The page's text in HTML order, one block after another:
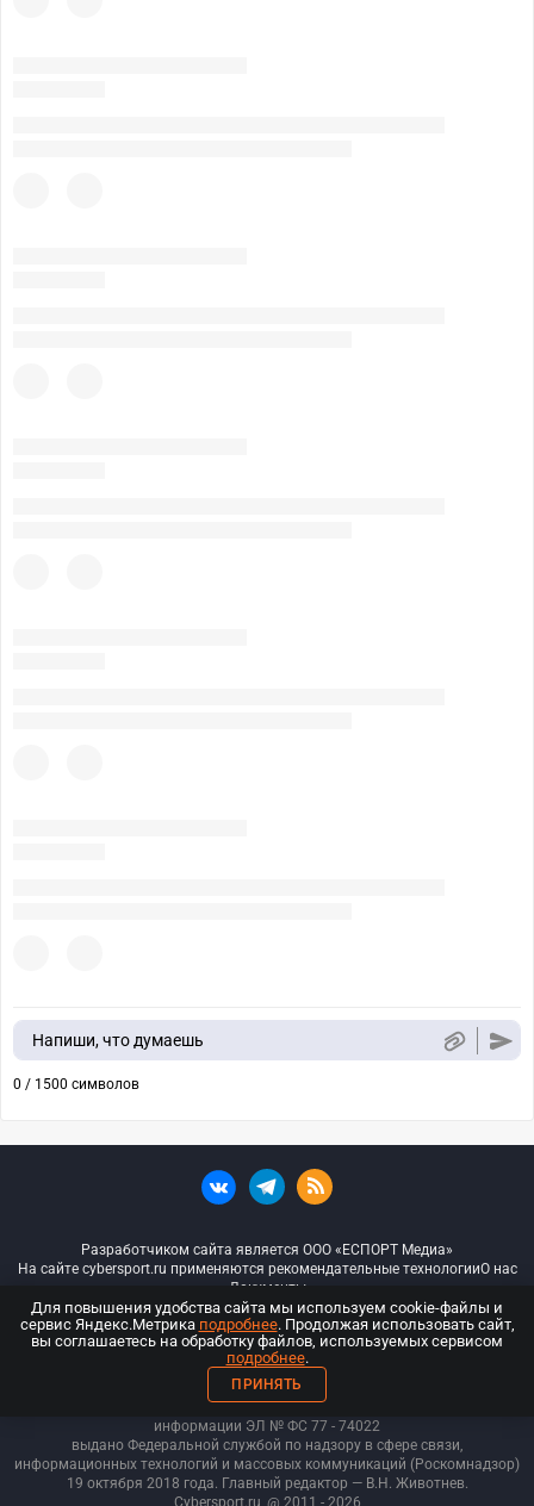
Напиши, что думаешь
0 / 1500 символов
Разработчиком сайта является ООО «ЕСПОРТ Медиа»
На сайте cybersport.ru применяются рекомендательные технологииО нас
Документы
© ООО «Киберспорт.ру» — Все права защищены
18+
ООО «Киберспорт.ру». Свидетельство о регистрации средств массовой
информации ЭЛ № ФС 77 - 74022
выдано Федеральной службой по надзору в сфере связи,
информационных технологий и массовых коммуникаций (Роскомнадзор)
19 октября 2018 года. Главный редактор — В.Н. Животнев.
Cybersport.ru @ 2011 - 2026
Для повышения удобства сайта мы используем cookie-файлы и
сервис Яндекс.Метрика подробнее. Продолжая использовать сайт,
вы соглашаетесь на обработку файлов, используемых сервисом
подробнее.
ПРИНЯТЬ